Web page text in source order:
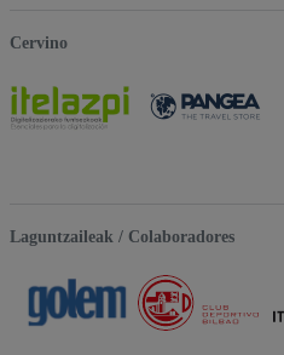
Cervino
Laguntzaileak / Colaboradores